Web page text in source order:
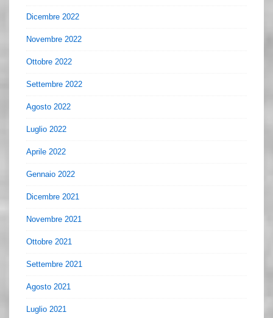
Dicembre 2022
Novembre 2022
Ottobre 2022
Settembre 2022
Agosto 2022
Luglio 2022
Aprile 2022
Gennaio 2022
Dicembre 2021
Novembre 2021
Ottobre 2021
Settembre 2021
Agosto 2021
Luglio 2021